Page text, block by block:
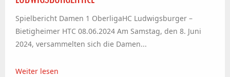
Spielbericht Damen 1 OberligaHC Ludwigsburger –
Bietigheimer HTC 08.06.2024 Am Samstag, den 8. Juni
2024, versammelten sich die Damen...
Weiter lesen